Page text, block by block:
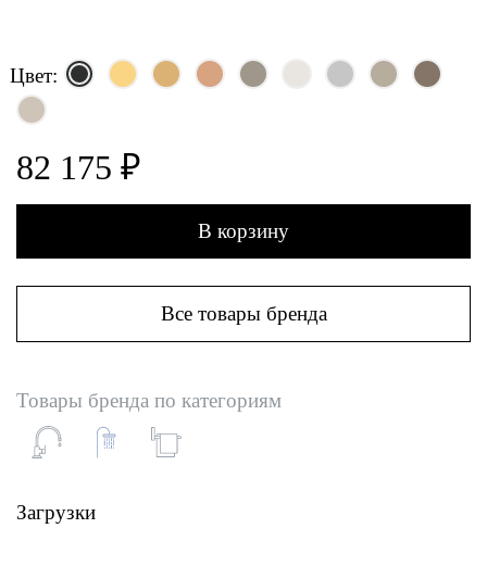
Цвет:
82 175 ₽
В корзину
Все товары бренда
Товары бренда по категориям
Загрузки